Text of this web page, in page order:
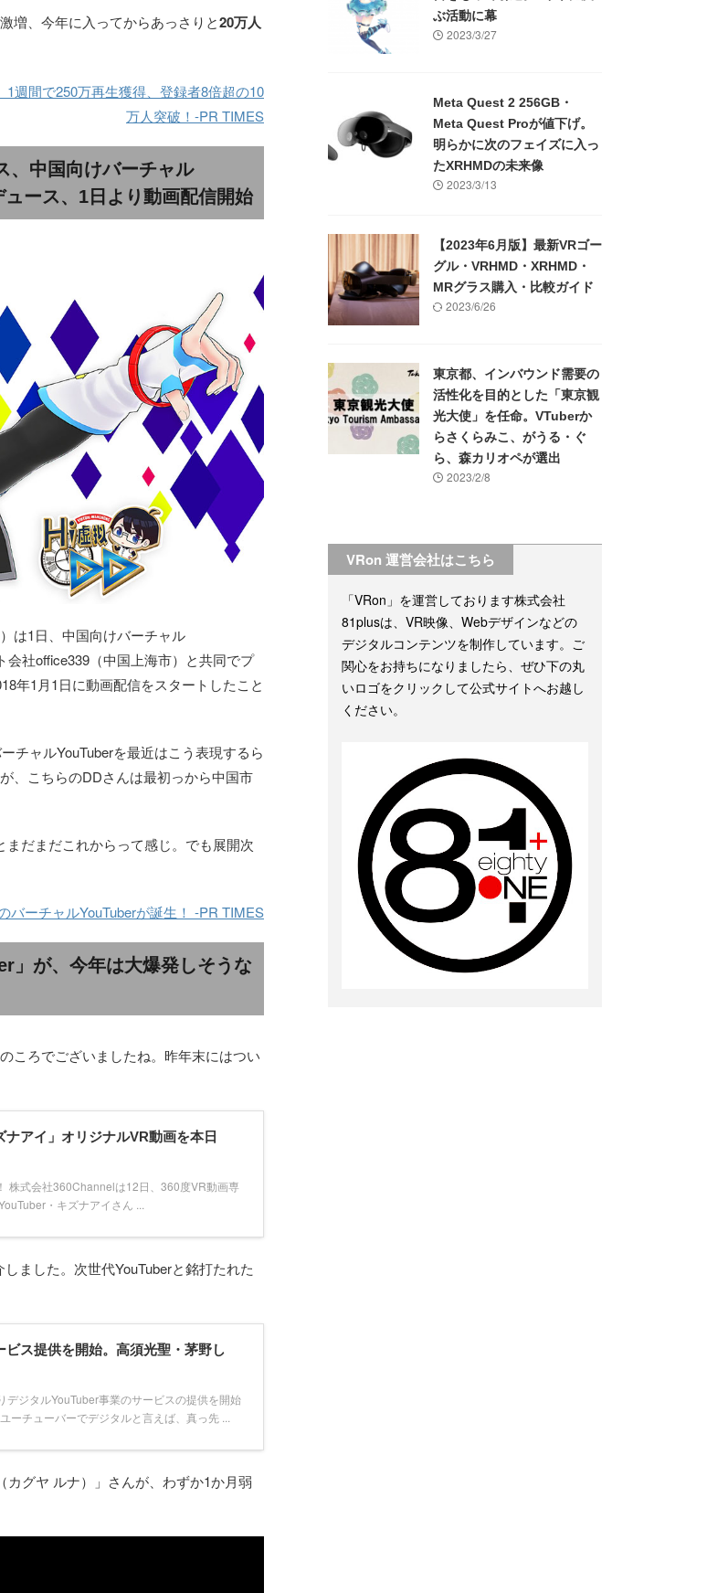
増、今年に入ってからあっさりと20万人
週間で250万再生獲得、登録者8倍超の10
万人突破！-PR TIMES
、中国向けバーチャル
ース、1日より動画配信開始
は1日、中国向けバーチャル
社office339（中国上海市）と共同でプ
年1月1日に動画配信をスタートしたこと
チャルYouTuberを最近はこう表現するら
、こちらのDDさんは最初っから中国市
だまだこれからって感じ。でも展開次
バーチャルYouTuberが誕生！ -PR TIMES
」が、今年は大爆発しそうな
ころでございましたね。昨年末にはつい
アイ」オリジナルVR動画を本日
株式会社360Channelは12日、360度VR動画専
・キズナアイさん ...
ました。次世代YouTuberと銘打たれた
ス提供を開始。高須光聖・茅野し
ジタルYouTuber事業のサービスの提供を開始
チューバーでデジタルと言えば、真っ先 ...
グヤ ルナ）」さんが、わずか1か月弱
ぶ活動に幕
2023/3/27
Meta Quest 2 256GB・
Meta Quest Proが値下げ。
明らかに次のフェイズに入っ
たXRHMDの未来像
2023/3/13
【2023年6月版】最新VRゴー
グル・VRHMD・XRHMD・
MRグラス購入・比較ガイド
2023/6/26
東京都、インバウンド需要の
活性化を目的とした「東京観
光大使」を任命。VTuberか
らさくらみこ、がうる・ぐ
ら、森カリオペが選出
2023/2/8
VRon 運営会社はこちら
「VRon」を運営しております株式会社
81plusは、VR映像、Webデザインなどの
デジタルコンテンツを制作しています。ご
関心をお持ちになりましたら、ぜひ下の丸
いロゴをクリックして公式サイトへお越し
ください。